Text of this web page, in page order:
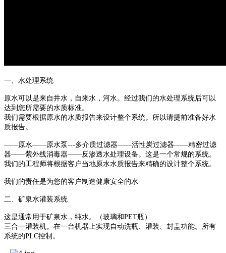
一、水处理系统
原水可以是来自井水，自来水，河水。经过我们的水处理系统后可以
达到您所需要的水质标准。
我们需要根据原水的水质报告来设计整个系统。所以请提前准备好水
质报告。
——原水——原水泵---多介质过滤器——活性炭过滤器——精密过滤
器——紫外线消毒器——反渗透水处理设备。这是一个常规的系统。
我们的工程师将根据客户当地原水水质报告来精确的设计整个系统。
我们的责任是为您的客户制造健康安全的水
二、矿泉水灌装系统
这是通常用于矿泉水，纯水。（玻璃和PET瓶）
三合一灌装机。在一台机器上实现自动洗瓶、灌装、封盖功能。所有
系统的PLC控制。